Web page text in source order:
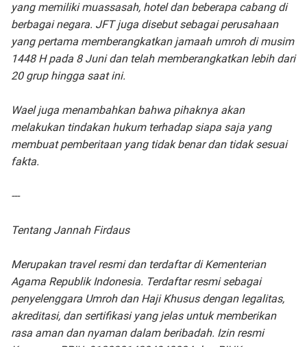
yang memiliki muassasah, hotel dan beberapa cabang di
berbagai negara. JFT juga disebut sebagai perusahaan
yang pertama memberangkatkan jamaah umroh di musim
1448 H pada 8 Juni dan telah memberangkatkan lebih dari
20 grup hingga saat ini.
Wael juga menambahkan bahwa pihaknya akan
melakukan tindakan hukum terhadap siapa saja yang
membuat pemberitaan yang tidak benar dan tidak sesuai
fakta.
---
Tentang Jannah Firdaus
Merupakan travel resmi dan terdaftar di Kementerian
Agama Republik Indonesia. Terdaftar resmi sebagai
penyelenggara Umroh dan Haji Khusus dengan legalitas,
akreditasi, dan sertifikasi yang jelas untuk memberikan
rasa aman dan nyaman dalam beribadah. Izin resmi